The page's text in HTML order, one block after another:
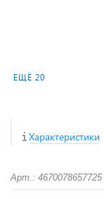
ЕЩЁ 20
Характеристики
Арт.: 4670078657725